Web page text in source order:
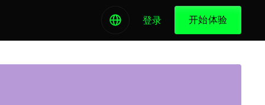
登录 开始体验